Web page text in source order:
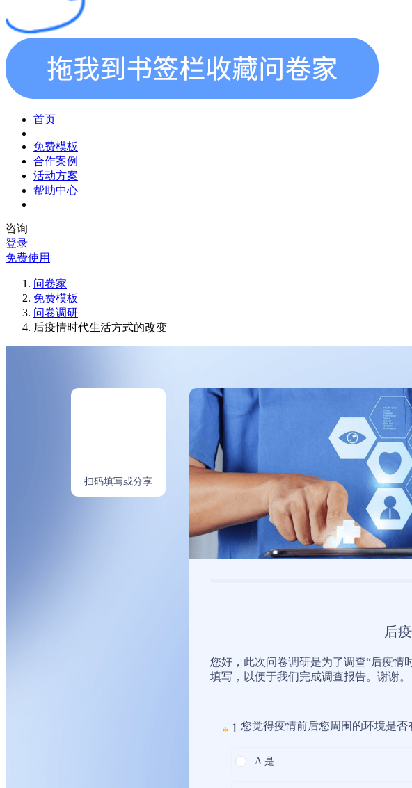
首页
免费模板
合作案例
活动方案
帮助中心
咨询
登录
免费使用
问卷家
免费模板
问卷调研
后疫情时代生活方式的改变